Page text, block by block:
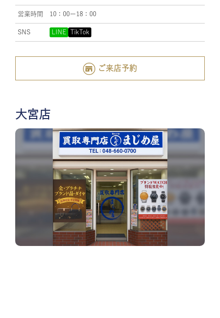
営業時間 10：00ー18：00
SNS LINE TikTok
ご来店予約
大宮店